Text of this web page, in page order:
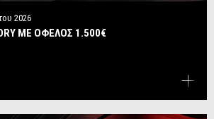
2026
ΜΕ ΟΦΕΛΟΣ 1.500€